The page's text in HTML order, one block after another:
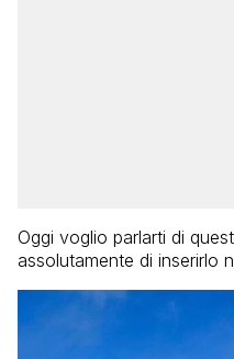
Oggi voglio parlarti di
assolutamente di inserirlo